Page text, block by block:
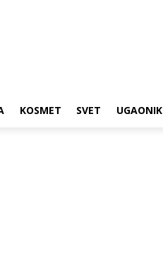
KOSMET SVET UGAONIK